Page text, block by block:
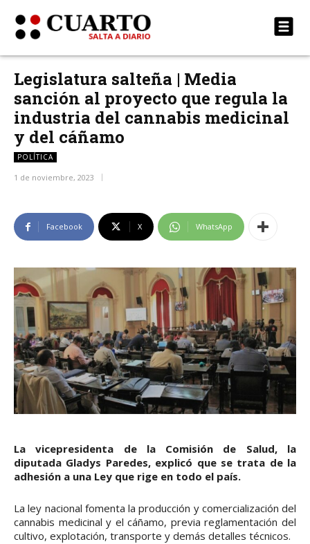
Legislatura salteña | Media
sanción al proyecto que regula la
industria del cannabis medicinal
y del cáñamo
POLÍTICA
1 de noviembre, 2023
Facebook X WhatsApp
La vicepresidenta de la Comisión de Salud, la
diputada Gladys Paredes, explicó que se trata de la
adhesión a una Ley que rige en todo el país.
La ley nacional fomenta la producción y comercialización del
cannabis medicinal y el cáñamo, previa reglamentación del
cultivo, explotación, transporte y demás detalles técnicos.